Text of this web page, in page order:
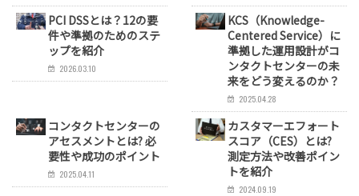
PCI DSSとは？12の要
件や準拠のためのステ
ップを紹介
2026.03.10
KCS（Knowledge-
Centered Service）に
準拠した運用設計がコ
ンタクトセンターの未
来をどう変えるのか？
2025.04.28
コンタクトセンターの
アセスメントとは? 必
要性や成功のポイント
2025.04.11
カスタマーエフォート
スコア（CES）とは?
測定方法や改善ポイン
トを紹介
2024.09.19